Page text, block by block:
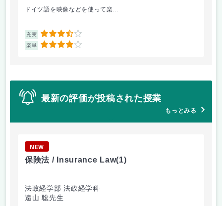
ドイツ語を映像などを使って楽...
充実 3.5
楽単 4
最新の評価が投稿された授業
もっとみる
NEW
保険法 / Insurance Law(1)
法政経学部 法政経学科
遠山 聡先生